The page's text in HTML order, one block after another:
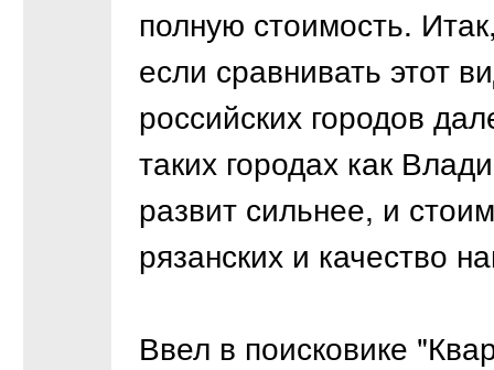
полную стоимость.
если сравнивать этот
российских городов
таких городах как
развит сильнее, и
рязанских и качество
Ввел в поисковике